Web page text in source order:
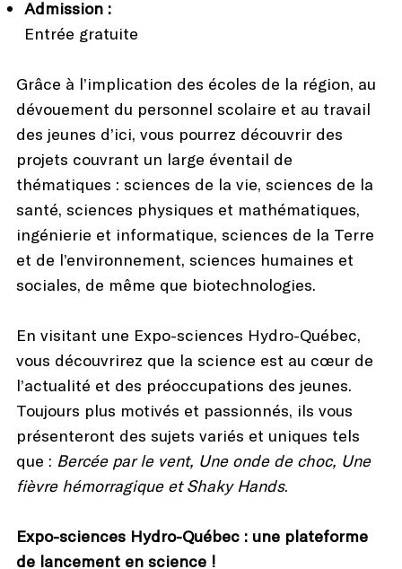
Admission :
Entrée gratuite
Grâce à l’implication des écoles de la région, au
dévouement du personnel scolaire et au travail
des jeunes d’ici, vous pourrez découvrir des
projets couvrant un large éventail de
thématiques : sciences de la vie, sciences de la
santé, sciences physiques et mathématiques,
ingénierie et informatique, sciences de la Terre
et de l’environnement, sciences humaines et
sociales, de même que biotechnologies.
En visitant une Expo-sciences Hydro-Québec,
vous découvrirez que la science est au cœur de
l’actualité et des préoccupations des jeunes.
Toujours plus motivés et passionnés, ils vous
présenteront des sujets variés et uniques tels
que : Bercée par le vent, Une onde de choc, Une
fièvre hémorragique et Shaky Hands.
Expo-sciences Hydro-Québec : une plateforme
de lancement en science !